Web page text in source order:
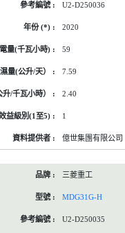
U2-D250036
2020
59
7.59
2.40
1
億世集團有限公司
三菱重工
MDG31G-H
U2-D250035